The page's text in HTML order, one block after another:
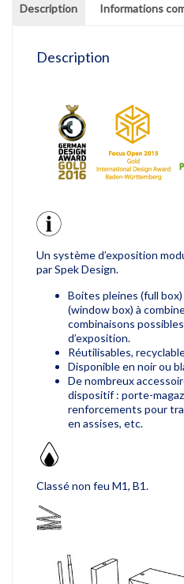
Description Informations
Description
Un système d’exposition
par Spek Design.
Boites pleines (full
(window box) à
combinaisons
d’exposition.
Réutilisables,
Disponible en noir ou
De nombreux
dispositif : porte-
renforcements pour
en assises, etc.
Classé non feu M1, B1.